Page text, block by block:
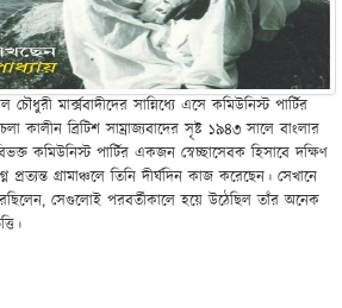
মার্ক্সবাদীদের সান্নিধ্যে এসে কমিউনিস্ট পার্টির
কালীন ব্রিটিশ সাম্রাজ্যবাদের সৃষ্ট ১৯৪৩ সালে বাংলার
কমিউনিস্ট পার্টির একজন স্বেচ্ছাসেবক হিসাবে দক্ষিণ
গ্রামাঞ্চলে তিনি দীর্ঘদিন কাজ করেছেন। সেখানে
সেগুলোই পরবর্তীকালে হয়ে উঠেছিল তাঁর অনেক